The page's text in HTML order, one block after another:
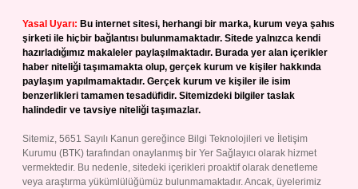
Yasal Uyarı: Bu internet sitesi, herhangi bir marka, kurum veya şahıs
şirketi ile hiçbir bağlantısı bulunmamaktadır. Sitede yalnızca kendi
hazırladığımız makaleler paylaşılmaktadır. Burada yer alan içerikler
haber niteliği taşımamakta olup, gerçek kurum ve kişiler hakkında
paylaşım yapılmamaktadır. Gerçek kurum ve kişiler ile isim
benzerlikleri tamamen tesadüfidir. Sitemizdeki bilgiler taslak
halindedir ve tavsiye niteliği taşımazlar.
Sitemiz, 5651 Sayılı Kanun gereğince Bilgi Teknolojileri ve İletişim
Kurumu (BTK) tarafından onaylanmış bir Yer Sağlayıcı olarak hizmet
vermektedir. Bu nedenle, sitedeki içerikleri proaktif olarak denetleme
veya araştırma yükümlülüğümüz bulunmamaktadır. Ancak, üyelerimiz